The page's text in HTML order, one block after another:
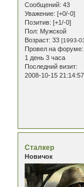
Сообщений: 43
Уважение: [+0/-0]
Позитив: [+1/-0]
Пол: Мужской
Возраст: 33 [1993-
Провел на форуме:
1 день 3 часа
Последний визит:
2008-10-15 21:14:57
Сталкер
Новичок